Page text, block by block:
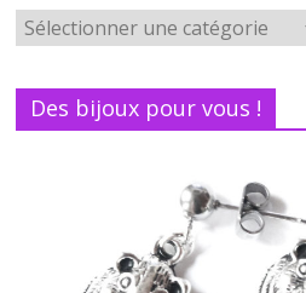
Des bijoux pour vous !